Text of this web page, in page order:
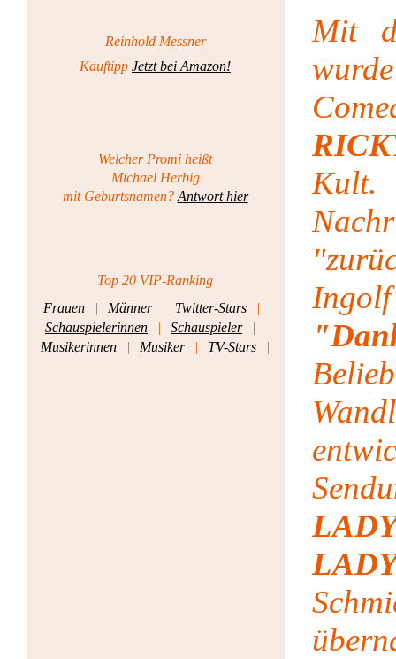
Reinhold Messner
Kauftipp Jetzt bei Amazon!
Welcher Promi heißt
Michael Herbig
mit Geburtsnamen? Antwort hier
Top 20 VIP-Ranking
Frauen
| Männer | Twitter-Stars
|
Schauspielerinnen
| Schauspieler
|
Musikerinnen
| Musiker | TV-Stars |
Mit